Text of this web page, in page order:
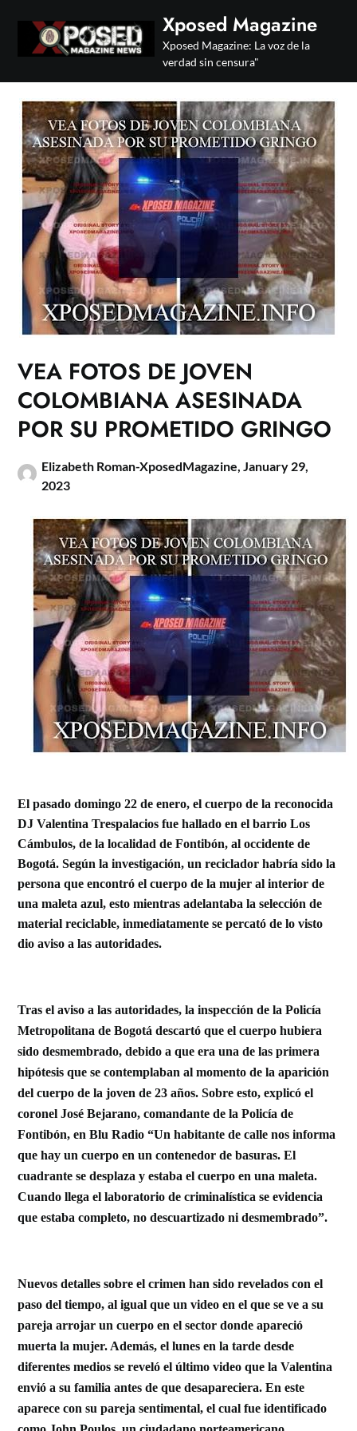
content
Xposed Magazine
Xposed Magazine: La voz de la
verdad sin censura"
VEA FOTOS DE JOVEN
COLOMBIANA ASESINADA
POR SU PROMETIDO GRINGO
Elizabeth Roman-XposedMagazine,January 29,
2023
El pasado domingo 22 de enero, el cuerpo de la reconocida
DJ Valentina Trespalacios fue hallado en el barrio Los
Cámbulos,de la localidad de Fontibón, al occidente de
Bogotá. Según la investigación,un reciclador habría sido la
persona que encontró el cuerpo de la mujer al interior de
una maleta azul, esto mientras adelantaba la selección de
material reciclable,inmediatamente se percató de lo visto
dio aviso a las autoridades.
Tras el aviso a las autoridades, la inspección de laPolicía
Metropolitana de Bogotá descartó que el cuerpo hubiera
sido desmembrado,debido a que era una de las primera
hipótesis que se contemplaban al momento de la aparición
del cuerpo de la joven de 23 años.Sobre esto, explicó el
coronel José Bejarano, comandante de la Policía de
Fontibón, en Blu Radio “Un habitante de calle nos informa
que hay un cuerpo en un contenedor de basuras. El
cuadrante se desplaza y estaba el cuerpo en una maleta.
Cuando llega el laboratorio de criminalísticase evidencia
que estaba completo, no descuartizado ni desmembrado”.
Nuevos detalles sobre el crimen han sido revelados con el
paso del tiempo, al igual queun video en el que se ve a su
parejaarrojar un cuerpo en el sector donde apareció
muerta la mujer. Además, el lunes en la tarde desde
diferentes medios se reveló el último video que la Valentina
envió a su familia antes de que desapareciera. En este
aparece con su pareja sentimental, el cual fue identificado